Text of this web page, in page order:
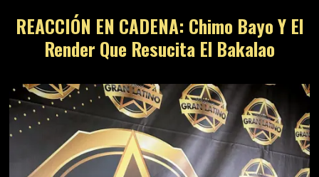
REACCIÓN EN CADENA: Chimo Bayo Y El
Render Que Resucita El Bakalao